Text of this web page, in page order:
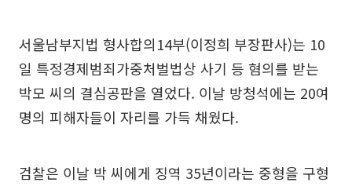
서울남부지법 형사합의14부(이정희 부장판사)는 10
일 특정경제범죄가중처벌법상 사기 등 혐의를 받는
박모 씨의 결심공판을 열었다. 이날 방청석에는 20여
명의 피해자들이 자리를 가득 채웠다.
검찰은 이날 박 씨에게 징역 35년이라는 중형을 구형